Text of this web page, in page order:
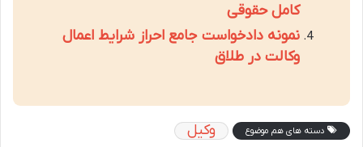
کامل حقوقی
نمونه دادخواست جامع احراز شرایط اعمال
وکالت در طلاق
دسته های هم موضوع وکیل